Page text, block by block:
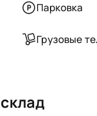
Парковка
Грузовые